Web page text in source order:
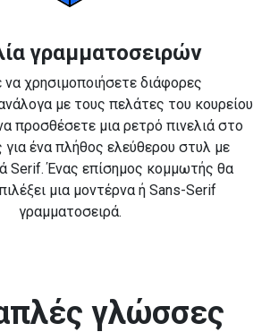
γραμματοσειρών
χρησιμοποιήσετε διάφορες
με τους πελάτες του κουρείου
προσθέσετε μια ρετρό πινελιά στο
ένα πλήθος ελεύθερου στυλ με
Serif. Ένας επίσημος κομμωτής θα
μια μοντέρνα ή Sans-Serif
γραμματοσειρά.
γλώσσες